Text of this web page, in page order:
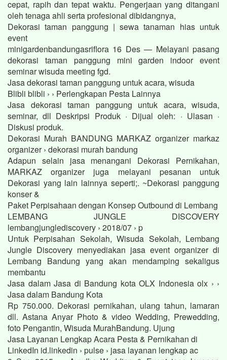
cepat, rapih dan tepat waktu. Pengerjaan yang ditangani
oleh tenaga ahli serta profesional dibidangnya,
Dekorasi taman panggung | sewa tanaman hias untuk
event
minigardenbandungasriflora 16 Des — Melayani pasang
dekorasi taman panggung mini garden indoor event
seminar wisuda meeting fgd.
Jasa dekorasi taman panggung untuk acara, wisuda
Blibli blibli › › Perlengkapan Pesta Lainnya
Jasa dekorasi taman panggung untuk acara, wisuda,
seminar, dll Deskripsi Produk · Dijual oleh: · Ulasan ·
Diskusi produk.
Dekorasi Murah BANDUNG MARKAZ organizer markaz
organizer › dekorasi murah bandung
Adapun selain jasa menangani Dekorasi Pernikahan,
MARKAZ organizer juga melayani pesanan untuk
Dekorasi yang lain lainnya seperti;. ~Dekorasi panggung
konser &
Paket Perpisahaan dengan Konsep Outbound di Lembang
LEMBANG JUNGLE DISCOVERY
lembangjunglediscovery › 2018/07 › p
Untuk Perpisahan Sekolah, Wisuda Sekolah, Lembang
Jungle Discovery menyediakan jasa event organizer di
Lembang Bandung yang akan mendamping sekaligus
membantu
Jasa dalam Jasa di Bandung kota OLX Indonesia olx › ›
Jasa dalam Bandung Kota
Rp 750.000. Dekorasi pernikahan, ulang tahun, lamaran
dll. Astana Anyar Photo & video Wedding, Prewedding,
foto Pengantin, Wisuda MurahBandung. Ujung
Jasa Layanan Lengkap Acara Pesta & Pernikahan di
LinkedIn id.linkedin › pulse › jasa layanan lengkap ac